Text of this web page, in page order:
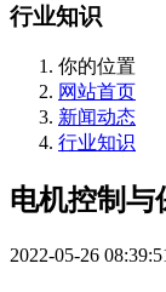
行业知识
你的位置
网站首页
新闻动态
行业知识
电机控制与
2022-05-26